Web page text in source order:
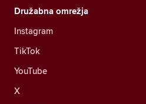
Družabna omrežja
Instagram
TikTok
YouTube
X